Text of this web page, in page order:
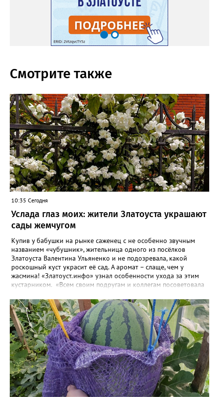
Смотрите также
10:35 Сегодня
Услада глаз моих: жители Златоуста украшают
сады жемчугом
Купив у бабушки на рынке саженец с не особенно звучным
названием «чубушник», жительница одного из посёлков
Златоуста Валентина Ульяненко и не подозревала, какой
роскошный куст украсит её сад. А аромат – слаще, чем у
жасмина! «Златоуст.инфо» узнал особенности ухода за этим
кустарником. «Всем своим подругам и коллегам посоветовала
городе всё больше, - рассказала нашему порталу Валентина. – У
меня растёт, на мой взгляд, самый красивый сорт – «Жемчуг».
Моему кусту (на фото) четыре года, достаточно компактный.
Махровые цветки - диаметром шесть сантиметров. Цветёт в
июле не менее трёх недель. Oчень ароматный, что редко
встречается у сортовых особeй. Не бойтесь подстригать - он
это любит. Если не знаете, чем украсить свой сад, сажайте
чубушник, не пожалеете!». «Жемчужные» цветы Валентина
сушит и зимой добавляет в чай. Следующей весной планирует
приобрести в питомнике ещё один сорт чубушника – «Зоя
Космодемьянская». Выбрала его по фото: понравилось, что